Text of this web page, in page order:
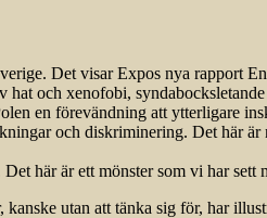
Det visar Expos nya rapport
och xenofobi,
en förevändning att ytterligare
och diskriminering. Det här
här är ett mönster som vi har sett
kanske utan att tänka sig för, har